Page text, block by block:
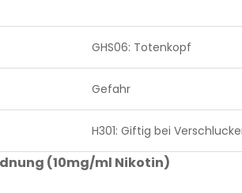
GHS06: Totenkopf
Gefahr
H301: Giftig bei
(10mg/ml Nikotin)